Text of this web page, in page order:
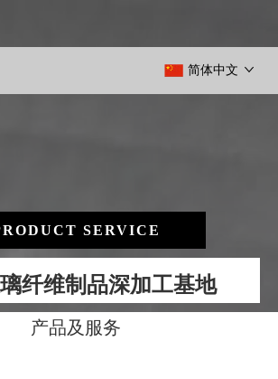
简体中文
SERVICE
纤维制品深加工基地
产品及服务